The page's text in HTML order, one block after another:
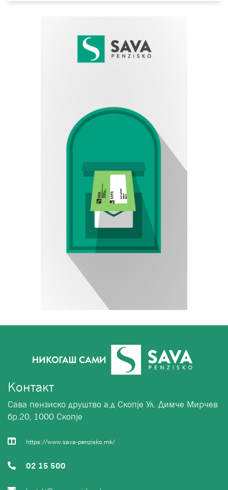
Контакт
Сава пензиско друштво а.д Скопје Ул. Димче Мирчев
бр.20, 1000 Скопје
https://www.sava-penzisko.mk/
02 15 500